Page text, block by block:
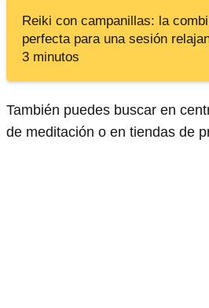
Reiki con campanillas: la
perfecta para una sesión
3 minutos
También puedes buscar en
de meditación o en tiendas de